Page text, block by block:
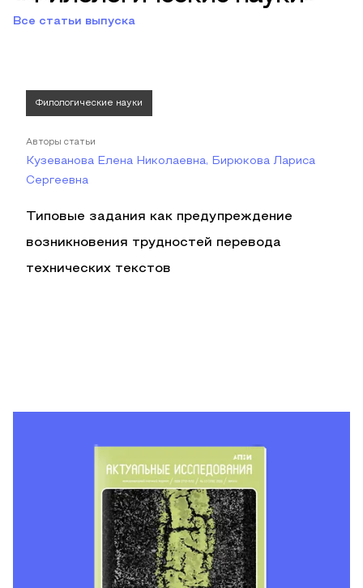
Все статьи выпуска
Филологические науки
Авторы статьи
Кузеванова Елена Николаевна, Бирюкова Лариса
Сергеевна
Типовые задания как предупреждение
возникновения трудностей перевода
технических текстов